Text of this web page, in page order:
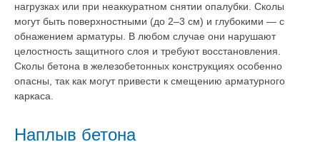
нагрузках или при неаккуратном снятии опалубки. Сколы
могут быть поверхностными (до 2–3 см) и глубокими — с
обнажением арматуры. В любом случае они нарушают
целостность защитного слоя и требуют восстановления.
Сколы бетона в железобетонных конструкциях особенно
опасны, так как могут привести к смещению арматурного
каркаса.
Наплыв бетона